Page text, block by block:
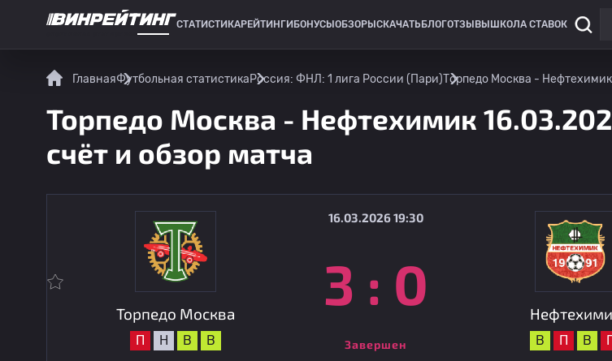
СТАТИСТИКАРЕЙТИНГИ БОНУСЫ ОБЗОРЫ СКАЧАТЬ БЛОГОТЗЫВЫ ШКОЛА СТАВОК
ГлавнаяФутбольная статистикаРоссия: ФНЛ: 1 лига России (Пари)Торпедо Москва - Нефтехимик
Торпедо Москва - Нефтехимик
счёт и обзор матча
Торпедо Москва
П Н В В
16.03.2026 19:30
3 : 0
Завершен В П В
ФНЛ: 1 лига
Нефтехимик
Шинник